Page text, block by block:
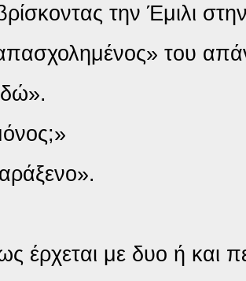
την Έμιλι
του
έρχεται με δυο ή και